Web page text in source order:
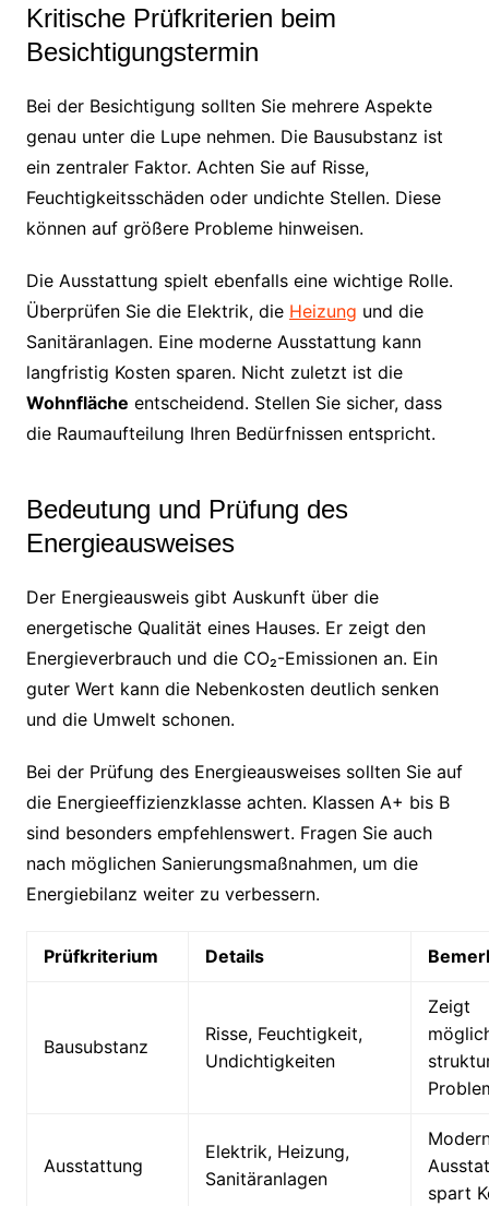
Kritische Prüfkriterien beim
Besichtigungstermin
Bei der Besichtigung sollten Sie mehrere Aspekte
genau unter die Lupe nehmen. Die Bausubstanz ist
ein zentraler Faktor. Achten Sie auf Risse,
Feuchtigkeitsschäden oder undichte Stellen. Diese
können auf größere Probleme hinweisen.
Die Ausstattung spielt ebenfalls eine wichtige Rolle.
Überprüfen Sie die Elektrik, die Heizung und die
Sanitäranlagen. Eine moderne Ausstattung kann
langfristig Kosten sparen. Nicht zuletzt ist die
Wohnfläche entscheidend. Stellen Sie sicher, dass
die Raumaufteilung Ihren Bedürfnissen entspricht.
Bedeutung und Prüfung des
Energieausweises
Der Energieausweis gibt Auskunft über die
energetische Qualität eines Hauses. Er zeigt den
Energieverbrauch und die CO₂-Emissionen an. Ein
guter Wert kann die Nebenkosten deutlich senken
und die Umwelt schonen.
Bei der Prüfung des Energieausweises sollten Sie auf
die Energieeffizienzklasse achten. Klassen A+ bis B
sind besonders empfehlenswert. Fragen Sie auch
nach möglichen Sanierungsmaßnahmen, um die
Energiebilanz weiter zu verbessern.
Prüfkriterium Details
Bausubstanz
Risse, Feuchtigkeit,
Undichtigkeiten
Zeigt
Ausstattung
Elektrik, Heizung,
Sanitäranlagen
spart